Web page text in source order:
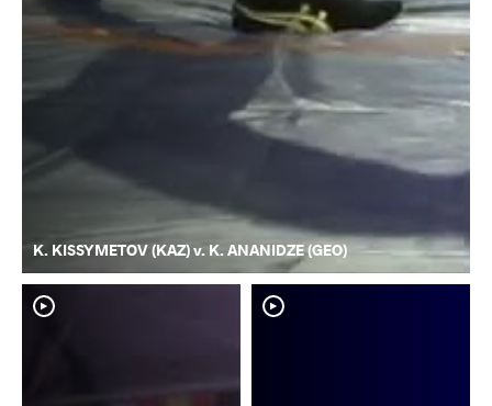
K. KISSYMETOV (KAZ) v. K. ANANIDZE (GEO)